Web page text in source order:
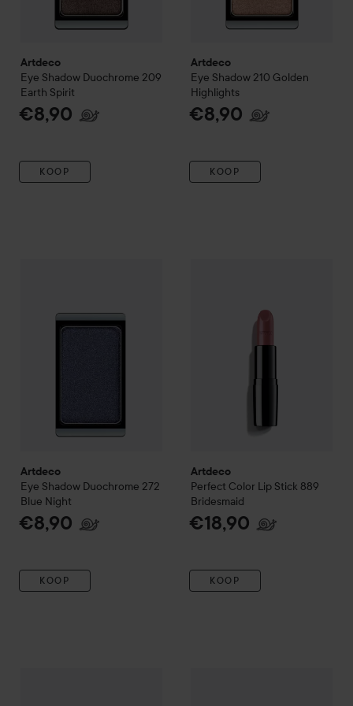
Artdeco
Eye Shadow Duochrome 209
Earth Spirit
€8,90
KOOP
Artdeco
Eye Shadow 210 Golden
Highlights
€8,90
KOOP
Artdeco
Eye Shadow Duochrome 272
Blue Night
€8,90
KOOP
Artdeco
Perfect Color Lip Stick 889
Bridesmaid
€18,90
KOOP